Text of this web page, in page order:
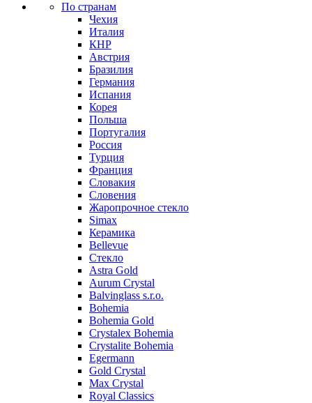
По странам
Чехия
Италия
КНР
Австрия
Бразилия
Германия
Испания
Корея
Польша
Португалия
Россия
Турция
Франция
Словакия
Словения
Жаропрочное стекло
Simax
Керамика
Bellevue
Стекло
Astra Gold
Aurum Crystal
Balvinglass s.r.o.
Bohemia
Bohemia Gold
Crystalex Bohemia
Crystalite Bohemia
Egermann
Gold Crystal
Max Crystal
Royal Classics